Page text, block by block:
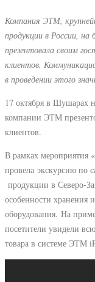
Компания ЭТМ,
продукции в России, на
презентовала своим
клиентов.
в проведении этого
17 октября в Шушарах
компании ЭТМ
клиентов.
В рамках
провела экскурсию по
продукции в Северо-
особенности хранения
оборудования. На
посетители увидели
товара в системе ЭТМ